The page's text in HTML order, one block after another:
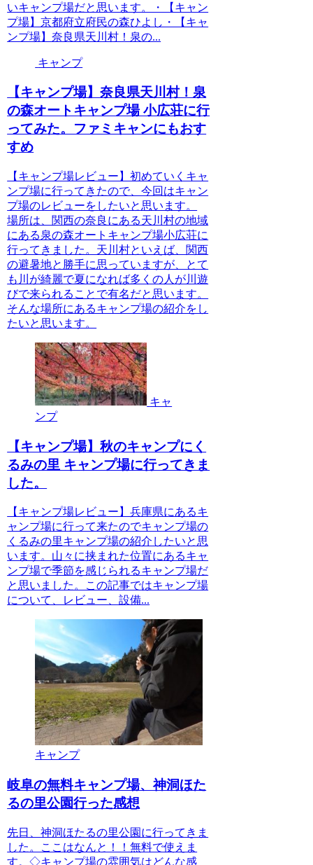
いキャンプ場だと思います。・【キャン
プ場】京都府立府民の森ひよし・【キャ
ンプ場】奈良県天川村！泉の...
キャンプ
【キャンプ場】奈良県天川村！泉
の森オートキャンプ場 小広荘に行
ってみた。ファミキャンにもおす
すめ
【キャンプ場レビュー】初めていくキャ
ンプ場に行ってきたので、今回はキャン
プ場のレビューをしたいと思います。
場所は、関西の奈良にある天川村の地域
にある泉の森オートキャンプ場小広荘に
行ってきました。天川村といえば、関西
の避暑地と勝手に思っていますが、とて
も川が綺麗で夏になれば多くの人が川遊
びで来られることで有名だと思います。
そんな場所にあるキャンプ場の紹介をし
たいと思います。
キャ
ンプ
【キャンプ場】秋のキャンプにく
るみの里 キャンプ場に行ってきま
した。
【キャンプ場レビュー】兵庫県にあるキ
ャンプ場に行って来たのでキャンプ場の
くるみの里キャンプ場の紹介したいと思
います。山々に挟まれた位置にあるキャ
ンプ場で季節を感じられるキャンプ場だ
と思いました。この記事ではキャンプ場
について、レビュー、設備...
キャンプ
岐阜の無料キャンプ場、神洞ほた
るの里公園行った感想
先日、神洞ほたるの里公園に行ってきま
した。ここはなんと！！無料で使えま
す。◇キャンプ場の雰囲気はどんな感